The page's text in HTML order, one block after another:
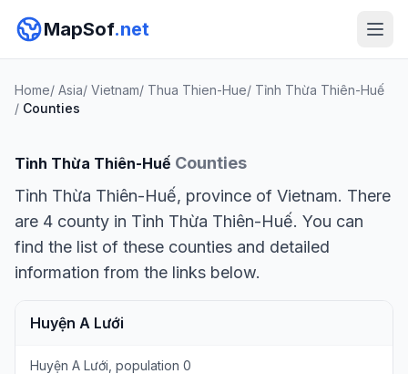
MapSof.net
Home/ Asia/ Vietnam/ Thua Thien-Hue/ Tỉnh Thừa Thiên-Huế
/ Counties
Tỉnh Thừa Thiên-Huế Counties
Tỉnh Thừa Thiên-Huế, province of Vietnam. There
are 4 county in Tỉnh Thừa Thiên-Huế. You can
find the list of these counties and detailed
information from the links below.
Huyện A Lưới
Huyện A Lưới, population 0